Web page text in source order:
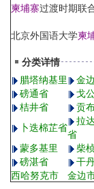
柬埔寨过渡时期联
北京外国语大学柬
分类详情
腊塔纳基里
金边
磅通省
戈
桔井省
贡
卜迭棉芷省
拉
省
蒙多基里
柴
磅湛省
干
西哈努克市
金边